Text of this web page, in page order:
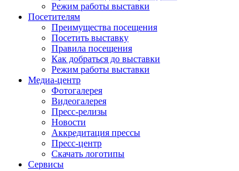
Режим работы выставки
Посетителям
Преимущества посещения
Посетить выставку
Правила посещения
Как добраться до выставки
Режим работы выставки
Медиа-центр
Фотогалерея
Видеогалерея
Пресс-релизы
Новости
Аккредитация прессы
Пресс-центр
Скачать логотипы
Сервисы